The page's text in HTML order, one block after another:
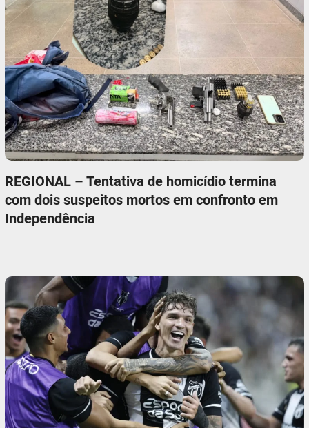
REGIONAL – Tentativa de homicídio termina
com dois suspeitos mortos em confronto em
Independência